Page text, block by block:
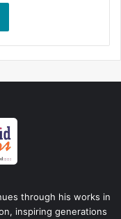
through his works in
inspiring generations